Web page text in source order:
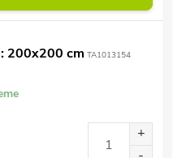
200x200 cm TA1013154